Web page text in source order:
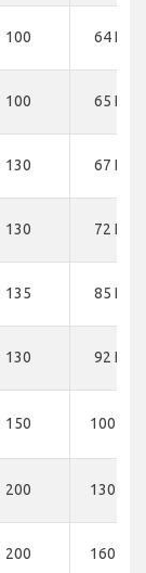
100 64 KM
100 65 KM
130 67 KM
130 72 KM
135 85 KM
130 92 KM
150 100 KM
200 130 KM
200 160 KM